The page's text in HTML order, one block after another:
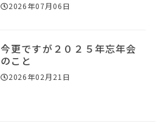
2026年07月06日
今更ですが２０２５年忘年会
のこと
2026年02月21日